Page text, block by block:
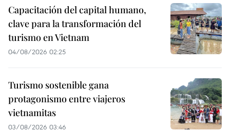
Capacitación del capital humano,
clave para la transformación del
turismo en Vietnam
04/08/2026 02:25
Turismo sostenible gana
protagonismo entre viajeros
vietnamitas
03/08/2026 03:46